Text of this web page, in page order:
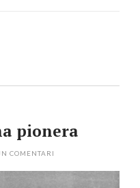
pionera
COMENTARI